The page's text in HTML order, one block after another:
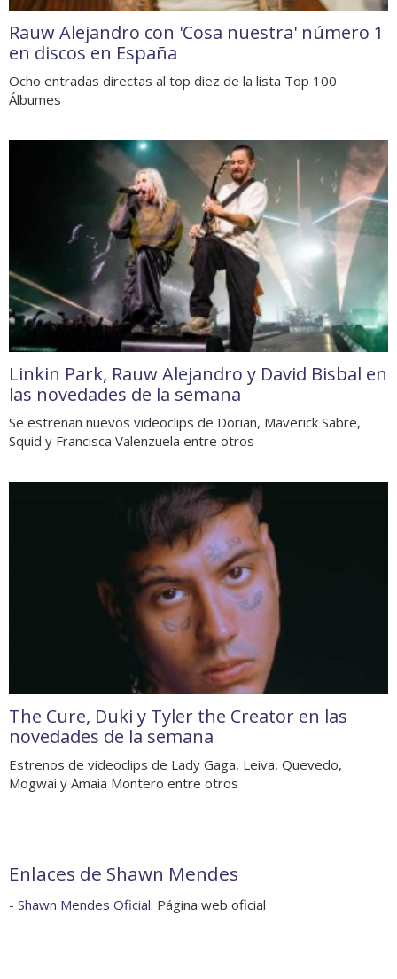
Rauw Alejandro con 'Cosa nuestra' número 1
en discos en España
Ocho entradas directas al top diez de la lista Top 100
Álbumes
Linkin Park, Rauw Alejandro y David Bisbal en
las novedades de la semana
Se estrenan nuevos videoclips de Dorian, Maverick Sabre,
Squid y Francisca Valenzuela entre otros
The Cure, Duki y Tyler the Creator en las
novedades de la semana
Estrenos de videoclips de Lady Gaga, Leiva, Quevedo,
Mogwai y Amaia Montero entre otros
Enlaces de Shawn Mendes
- Shawn Mendes Oficial: Página web oficial